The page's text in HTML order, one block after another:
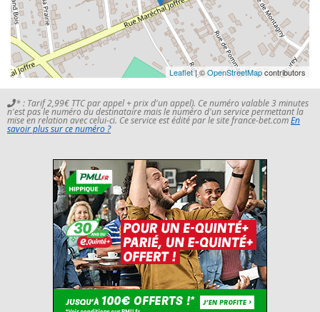
Leaflet| ©OpenStreetMapcontributors
* : Tarif 2,99€ TTC par appel + prix d'un appel). Ce numéro valable 3 minutes
n'est pas le numéro du destinataire mais le numéro d'un service permettant la
mise en relation avec celui-ci. Ce service est édité par le site france-bet.comEn
savoir plus sur ce numéro ?